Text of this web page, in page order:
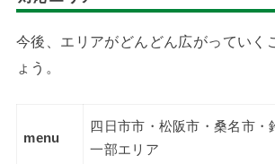
今後、エリアがどんどん広がっていく
ょう。
menu
四日市市・松阪市・桑名市・
一部エリア